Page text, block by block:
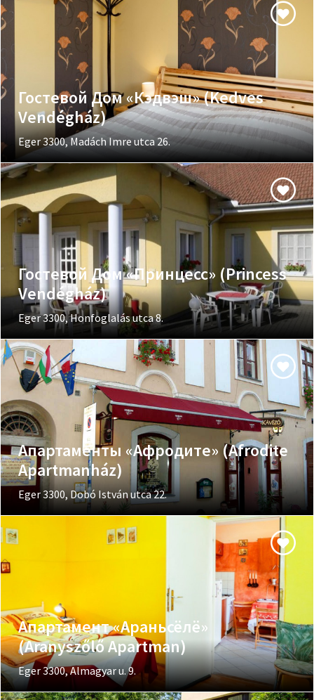
Гостевой Дом «Кэдвэш» (Kedves
Vendégház)
Eger 3300, Madách Imre utca 26.
Гостевой Дом «Принцесс» (Princess
Vendégház)
Eger 3300, Honfoglalás utca 8.
Апартаменты «Афродите» (Afrodite
Apartmanház)
Eger 3300, Dobó István utca 22.
Апартамент «Араньсёлё»
(Aranyszőlő Apartman)
Eger 3300, Almagyar u. 9.